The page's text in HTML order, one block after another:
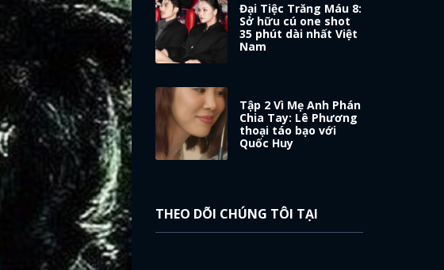
Đại Tiệc Trăng Máu 8:
Sở hữu cú one shot
35 phút dài nhất Việt
Nam
Tập 2 Vì Mẹ Anh Phán
Chia Tay: Lê Phương
thoại táo bạo với
Quốc Huy
THEO DÕI CHÚNG TÔI TẠI